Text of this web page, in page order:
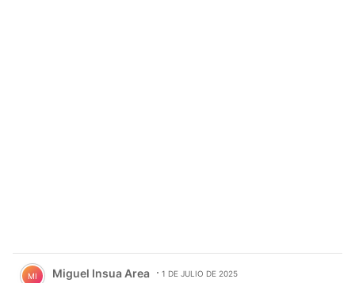
Comentario de Miguel Insua Area.
MI Miguel Insua Area 1 DE JULIO DE 2025